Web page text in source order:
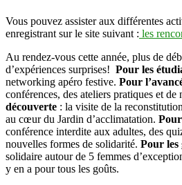
Vous pouvez assister aux différentes
enregistrant sur le site suivant : les
Au rendez-vous cette année, plus de
d’expériences surprises! Pour les
networking apéro festive. Pour
conférences, des ateliers pratiques et
découverte : la visite de la
au cœur du Jardin d’acclimatation.
conférence interdite aux adultes, des
nouvelles formes de solidarité. Pour les
solidaire autour de 5 femmes
y en a pour tous les goûts.